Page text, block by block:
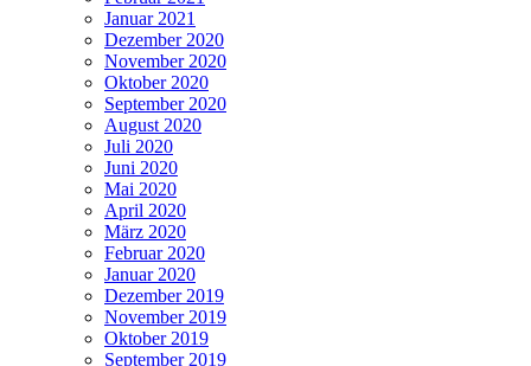
Januar 2021
Dezember 2020
November 2020
Oktober 2020
September 2020
August 2020
Juli 2020
Juni 2020
Mai 2020
April 2020
März 2020
Februar 2020
Januar 2020
Dezember 2019
November 2019
Oktober 2019
September 2019